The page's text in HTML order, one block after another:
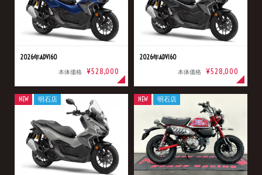
2026年ADV160
本体価格 ¥528,000
2026年ADV160
本体価格 ¥528,000
NEW 明石店 NEW 明石店